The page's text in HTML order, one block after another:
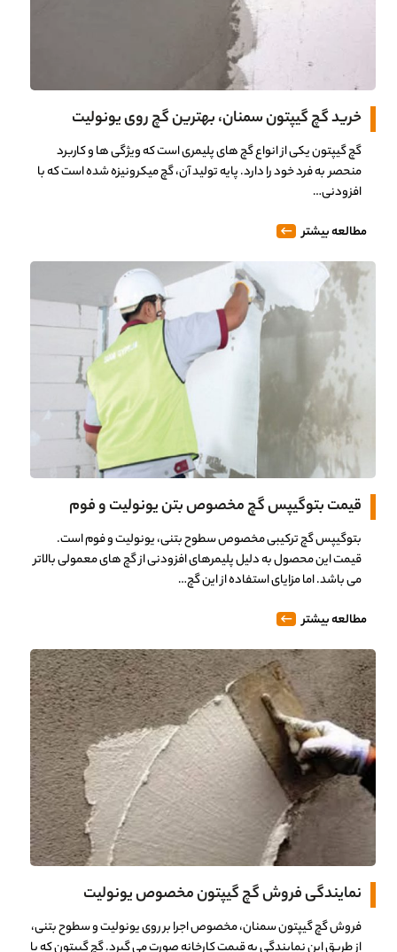
خرید گچ گیپتون سمنان، بهترین گچ روی یونولیت
گچ گیپتون یکی از انواع گچ های پلیمری است که ویژگی ها و کاربرد
منحصر به فرد خود را دارد. پایه تولید آن، گچ میکرونیزه شده است که با
افزودنی…
مطالعه بیشتر
قیمت بتوگیپس گچ مخصوص بتن یونولیت و فوم
بتوگیپس گچ ترکیبی مخصوص سطوح بتنی، یونولیت و فوم است.
قیمت این محصول به دلیل پلیمرهای افزودنی از گچ های معمولی بالاتر
می باشد. اما مزایای استفاده از این گچ…
مطالعه بیشتر
نمایندگی فروش گچ گیپتون مخصوص یونولیت
فروش گچ گیپتون سمنان، مخصوص اجرا بر روی یونولیت و سطوح بتنی،